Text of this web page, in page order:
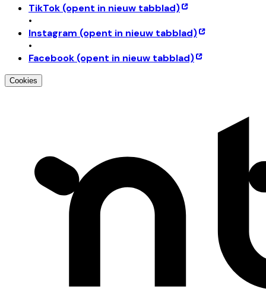
TikTok (opent in nieuw tabblad)
•
Instagram (opent in nieuw tabblad)
•
Facebook (opent in nieuw tabblad)
Cookies